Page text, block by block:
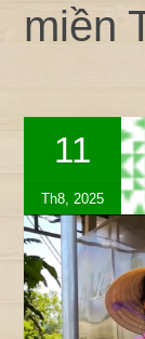
miền
11
Th8, 2025